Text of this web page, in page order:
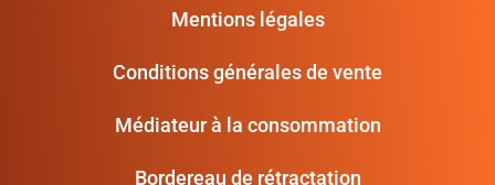
Mentions légales
Conditions générales de vente
Médiateur à la consommation
Bordereau de rétractation